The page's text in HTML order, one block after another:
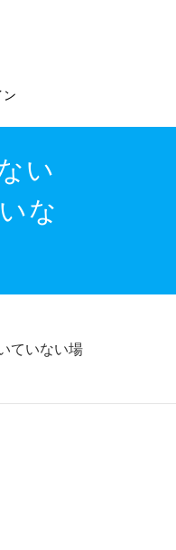
ン
い
な
ていない場